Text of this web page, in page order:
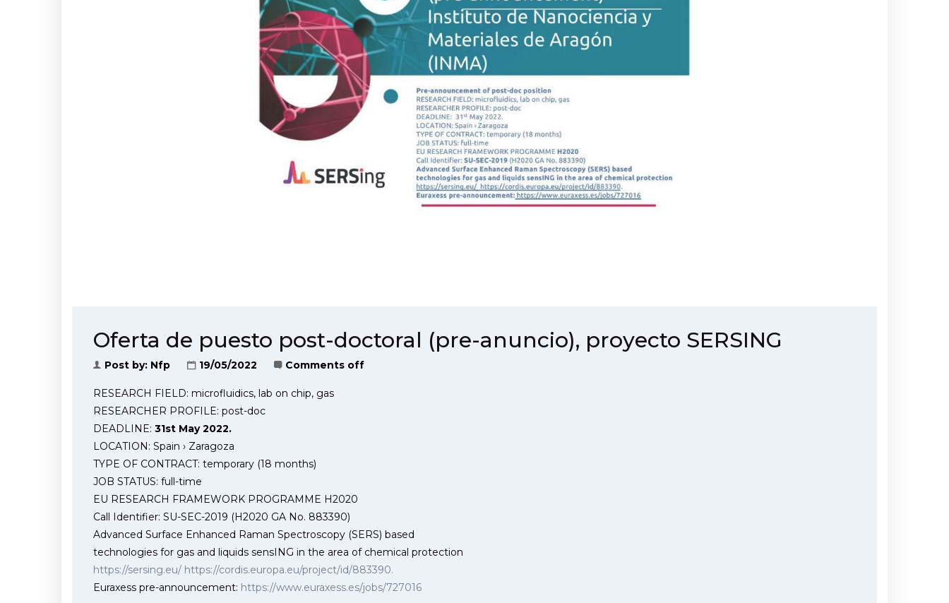
Oferta de puesto post-doctoral (pre-anuncio), proyecto SERSING
Post by: Nfp 19/05/2022 Comments off
RESEARCH FIELD: microfluidics, lab on chip, gas
RESEARCHER PROFILE: post-doc
DEADLINE: 31st May 2022.
LOCATION: Spain › Zaragoza
TYPE OF CONTRACT: temporary (18 months)
JOB STATUS: full-time
EU RESEARCH FRAMEWORK PROGRAMME H2020
Call Identifier: SU-SEC-2019 (H2020 GA No. 883390)
Advanced Surface Enhanced Raman Spectroscopy (SERS) based
technologies for gas and liquids sensING in the area of chemical protection
https://sersing.eu/ https://cordis.europa.eu/project/id/883390.
Euraxess pre-announcement: https://www.euraxess.es/jobs/727016